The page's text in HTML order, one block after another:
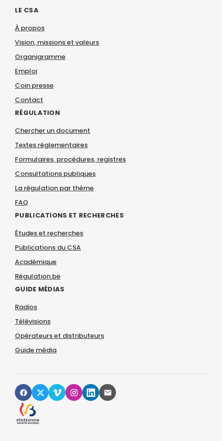
LE CSA
À propos
Vision, missions et valeurs
Organigramme
Emploi
Coin presse
Contact
RÉGULATION
Chercher un document
Textes réglementaires
Formulaires, procédures, registres
Consultations publiques
La régulation par thème
FAQ
PUBLICATIONS ET RECHERCHES
Études et recherches
Publications du CSA
Académique
Régulation.be
GUIDE MÉDIAS
Radios
Télévisions
Opérateurs et distributeurs
Guide média